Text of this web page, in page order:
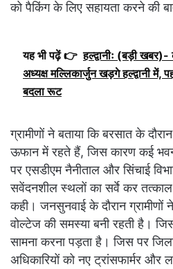
को पैकिंग के लिए सहायता करने की
यह भी पढ़ें 👉 हल्द्वानीः (बड़ी
अध्यक्ष मल्लिकार्जुन खड़गे हल्द्वानी में,
बदला रूट
ग्रामीणों ने बताया कि बरसात के
ऊफान में रहते हैं, जिस कारण कई
पर एसडीएम नैनीताल और सिंचाई
सवेंदनशील स्थलों का सर्वे कर तत्काल
कही। जनसुनवाई के दौरान ग्रामीणों
वोल्टेज की समस्या बनी रहती है।
सामना करना पड़ता है। जिस पर
अधिकारियों को नए ट्रांसफार्मर और